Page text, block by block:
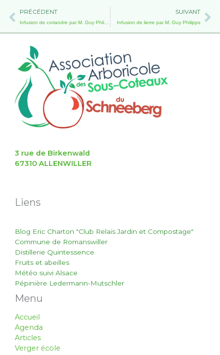
Précédent
PRÉCÉDENT SUIVANT
Infusion de lierre par M. Guy Philipps
3 rue de Birkenwald
67310 ALLENWILLER
Liens
Blog Eric Charton "Club Relais Jardin et Compostage"
Commune de Romanswiller
Distillerie Quintessence
Fruits et abeilles
Météo suivi Alsace
Pépinière Ledermann-Mutschler
Menu
Accueil
Agenda
Articles
Verger école